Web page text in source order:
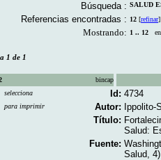
Búsqueda : SALUD
Referencias encontradas : 12 [refinar]
Mostrando: 1 .. 12 en
1 de 1
bincap
selecciona
para imprimir
Id: 4734
Autor: Ippolito-
Título:
Salud:
Fuente:
Salud,